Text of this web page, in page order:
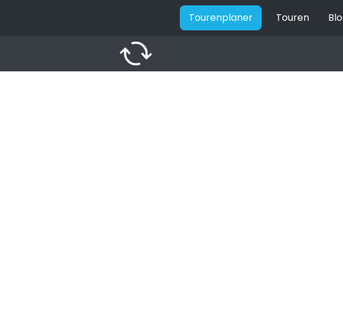
Tourenplaner Touren
autorenew